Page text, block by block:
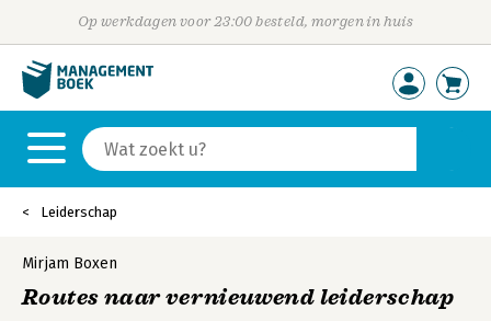
Op werkdagen voor 23:00 besteld, morgen in huis
Leiderschap
Mirjam Boxen
Routes naar vernieuwend leiderschap